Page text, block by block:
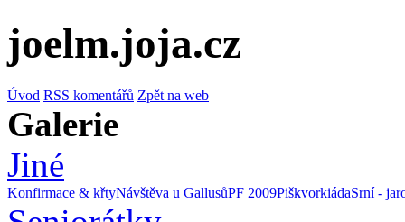
joelm.joja.cz
Úvod RSS komentářů Zpět na web
Galerie
Jiné
Konfirmace & křtyNávštěva u GallusůPF 2009PiškvorkiádaSrní -